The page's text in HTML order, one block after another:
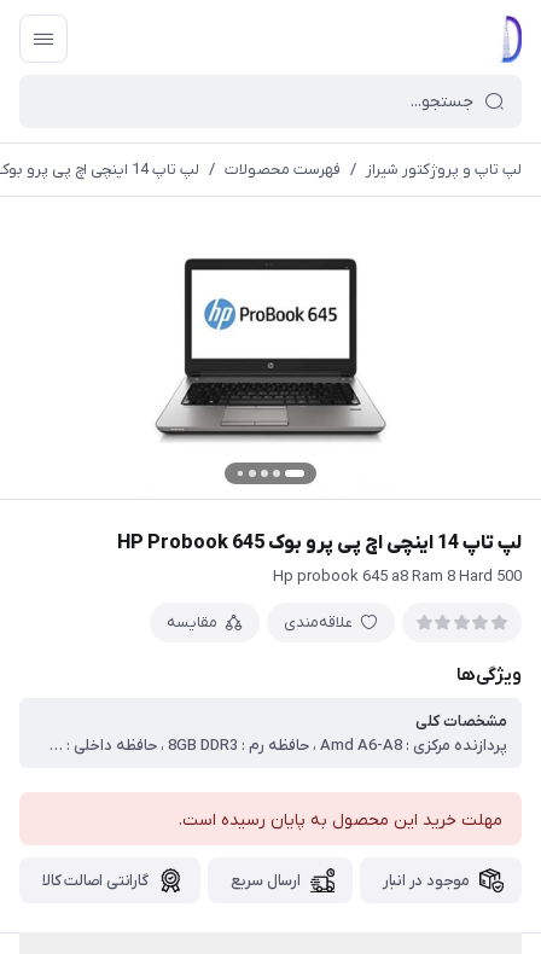
لپ تاپ و پروژکتور شیراز / فهرست محصولات / لپ تاپ 14 اینچی اچ پی پرو بوک HP Probook 645
لپ تاپ 14 اینچی اچ پی پرو بوک HP Probook 645
Hp probook 645 a8 Ram 8 Hard 500
علاقه‌مندی مقایسه
ویژگی‌ها
مشخصات کلی
پردازنده مرکزی : Amd A6-A8 ، حافظه رم : 8GB DDR3 ، حافظه داخلی : 500GB ، سازنده پردازنده گرافیکی ، Intel ، مدل پردازنده گرافیکی ، HD Graphics 520 ، حافظه اختصاصی پردازنده گرافیکی ، بدون حافظه گرافیکی مجزا ، اندازه صفحه نمایش ، 14 اینچ ، نوع صفحه نمایش ، TFT LED-backlit LCD ، دقت صفحه نمایش ، HD, 1366*768 ، صفحه نمایش مات ، بله
مهلت خرید این محصول به پایان رسیده است.
موجود در انبار ارسال سریع گارانتی اصالت کالا